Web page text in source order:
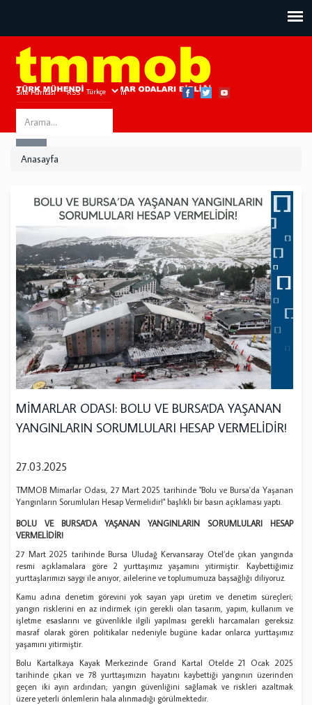
Site Haritası RSS Bize Ulaşın
Search
this
Anasayfa
MİMARLAR ODASI: BOLU VE BURSA'DA YAŞANAN
YANGINLARIN SORUMLULARI HESAP VERMELİDİR!
27.03.2025
TMMOB Mimarlar Odası, 27 Mart 2025 tarihinde "Bolu ve Bursa'da Yaşanan
Yangınların Sorumluları Hesap Vermelidir!" başlıklı bir basın açıklaması yaptı.
BOLU VE BURSA’DA YAŞANAN YANGINLARIN SORUMLULARI HESAP
VERMELİDİR!
27 Mart 2025 tarihinde Bursa Uludağ Kervansaray Otel’de çıkan yangında
resmi açıklamalara göre 2 yurttaşımız yaşamını yitirmiştir. Kaybettiğimiz
yurttaşlarımızı saygı ile anıyor, ailelerine ve toplumumuza başsağlığı diliyoruz.
Kamu adına denetim görevini yok sayan yapı üretim ve denetim süreçleri;
yangın risklerini en az indirmek için gerekli olan tasarım, yapım, kullanım ve
işletme esaslarını ve güvenlikle ilgili yapılması gerekli harcamaları gereksiz
masraf olarak gören politikalar nedeniyle bugüne kadar onlarca yurttaşımız
yaşamını yitirmiştir.
Bolu Kartalkaya Kayak Merkezinde Grand Kartal Otelde 21 Ocak 2025
tarihinde çıkan ve 78 yurttaşımızın hayatını kaybettiği yangının üzerinden
geçen iki ayın ardından; yangın güvenliğini sağlamak ve riskleri azaltmak
üzere yeterli önlemlerin hala alınmadığı görülmektedir.